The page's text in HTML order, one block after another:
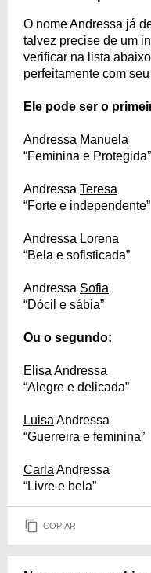
O nome Andressa já
talvez precise de um
verificar na lista
perfeitamente com
Ele pode ser o
Andressa Manuela
“Feminina e Protegida”
Andressa Teresa
“Forte e independente”
Andressa Lorena
“Bela e sofisticada”
Andressa Sofia
“Dócil e sábia”
Ou o segundo:
Elisa Andressa
“Alegre e delicada”
Luisa Andressa
“Guerreira e feminina”
Carla Andressa
“Livre e bela”
COPIAR